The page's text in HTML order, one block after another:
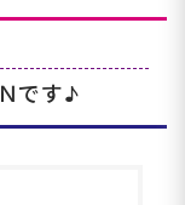
です♪